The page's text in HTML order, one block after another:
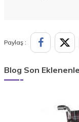
Paylaş :
Blog Son